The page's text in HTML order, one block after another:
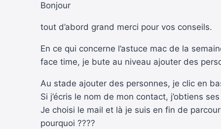
Bonjour
tout d’abord grand merci pour vos conseils.
En ce qui concerne l’astuce mac de la
face time, je bute au niveau ajouter des
Au stade ajouter des personnes, je clic en
Si j’écris le nom de mon contact, j’obtiens
Je choisi le mail et là je suis en fin de
pourquoi ????